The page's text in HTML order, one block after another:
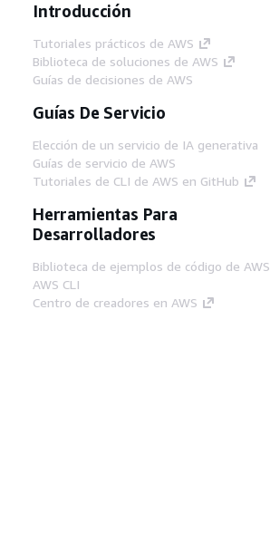
Introducción
Tutoriales prácticos de AWS
Biblioteca de soluciones de AWS
Guías de decisiones de AWS
Guías De Servicio
Elección de un servicio de IA generativa
Guías de servicio de AWS
Tutoriales de CLI de AWS en GitHub
Herramientas Para
Desarrolladores
Biblioteca de ejemplos de código de AWS
AWS CLI
Centro de creadores en AWS